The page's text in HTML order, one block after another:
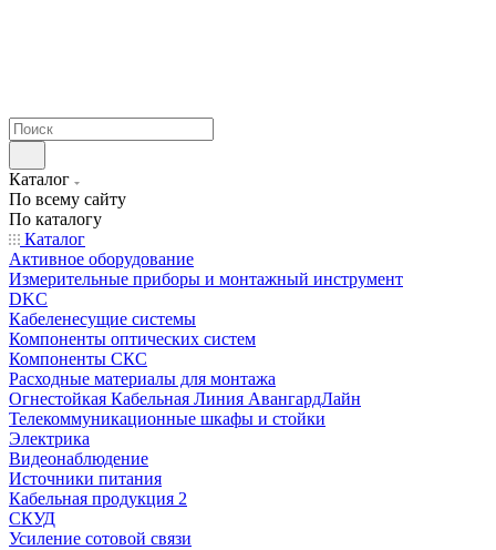
Каталог
По всему сайту
По каталогу
Каталог
Активное оборудование
Измерительные приборы и монтажный инструмент
DKC
Кабеленесущие системы
Компоненты оптических систем
Компоненты СКС
Расходные материалы для монтажа
Огнестойкая Кабельная Линия АвангардЛайн
Телекоммуникационные шкафы и стойки
Электрика
Видеонаблюдение
Источники питания
Кабельная продукция 2
СКУД
Усиление сотовой связи